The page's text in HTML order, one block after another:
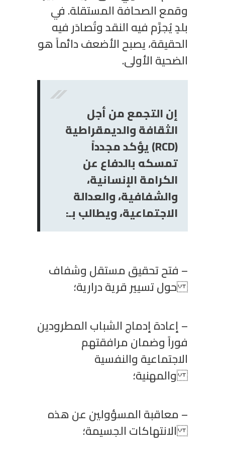
وقمع الصحافة المستقلة. في
بلدٍ يُجرَّم فيه النقد وتُصادَر فيه
الحقيقة، يصبح الأضعف دائماً هو
الضحية الأولى.
إن التجمع من أجل
الثقافة والديمقراطية
(DCR) يؤكد مجدداً
تمسكه بالدفاع عن
الكرامة الإنسانية،
والشفافية، والعدالة
الاجتماعية، ويطالب بـ:
– فتح تحقيق مستقل وشفاف
حول تسيير قرية درارية؛
– إعادة إدماج الشباب المطرودين
فوراً وضمان مرافقتهم
الاجتماعية والنفسية
والمهنية؛
– معاقبة المسؤولين عن هذه
الانتهاكات الجسيمة؛